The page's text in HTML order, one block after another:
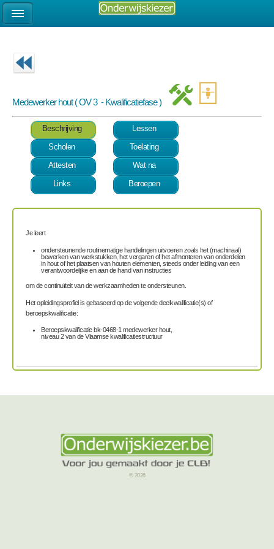
Medewerker hout ( OV 3 - Kwalificatiefase )
Beschrijving
Lessen
Scholen
Toelating
Attesten
Wat na
Links
Beroepen
Je leert
ondersteunende routinematige handelingen uitvoeren zoals het (machinaal)
bewerken van werkstukken, het vergaren of het afmonteren van onderdelen
in hout of het plaatsen van houten elementen, steeds onder leiding van een
verantwoordelijke en aan de hand van instructies
om de continuïteit van de werkzaamheden te ondersteunen.
Het opleidingsprofiel is gebaseerd op de volgende deelkwalificatie(s) of
beroepskwalificatie:
Beroepskwalificatie bk-0468-1 medewerker hout,
niveau 2 van de Vlaamse kwalificatiestructuur
© 2026